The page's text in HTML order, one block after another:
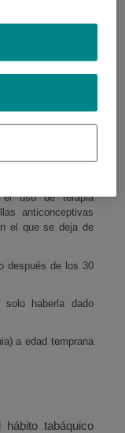
aumenta con la
de 50 años,
años.
el uso de terapia
anticonceptivas
el que se deja de
después de los 30
haberla dado
a edad temprana
tabáquico